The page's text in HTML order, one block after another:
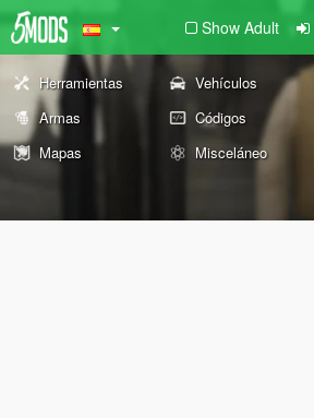
Show Adult
Herramientas Vehículos
Armas
Códigos
Mapas
Misceláneo